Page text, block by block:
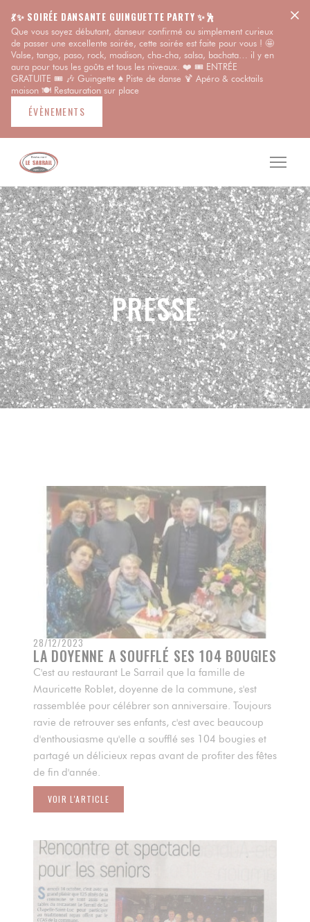
💃✨ SOIRÉE DANSANTE GUINGUETTE PARTY ✨🕺
Que vous soyez débutant, danseur confirmé ou simplement curieux
de passer une excellente soirée, cette soirée est faite pour vous ! 🤩
Valse, tango, paso, rock, madison, cha-cha, salsa, bachata… il y en
aura pour tous les goûts et tous les niveaux. ❤️ 🎟️ ENTRÉE
GRATUITE 🎟 🎶 Guingette ♠️ Piste de danse 🍹 Apéro & cocktails
maison 🍽️ Restauration sur place
ÉVÈNEMENTS
PRESSE
28/12/2023
LA DOYENNE A SOUFFLÉ SES 104 BOUGIES
C'est au restaurant Le Sarrail que la famille de
Mauricette Roblet, doyenne de la commune, s'est
rassemblée pour célébrer son anniversaire. Toujours
ravie de retrouver ses enfants, c'est avec beaucoup
d'enthousiasme qu'elle a soufflé ses 104 bougies et
partagé un délicieux repas avant de profiter des fêtes
de fin d'année.
VOIR L'ARTICLE((OUVRE UNE NOUVELLE FENÊTRE))